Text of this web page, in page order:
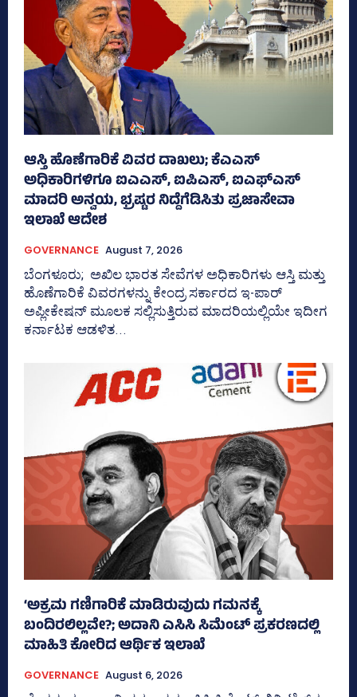
ಆಸ್ತಿ ಹೊಣೆಗಾರಿಕೆ ವಿವರ ದಾಖಲು; ಕೆಎಎಸ್
ಅಧಿಕಾರಿಗಳಿಗೂ ಐಎಎಸ್‌, ಐಪಿಎಸ್‌, ಐಎಫ್‌ಎಸ್‌
ಮಾದರಿ ಅನ್ವಯ, ಭ್ರಷ್ಟರ ನಿದ್ದೆಗೆಡಿಸಿತು ಪ್ರಜಾಸೇವಾ
ಇಲಾಖೆ ಆದೇಶ
GOVERNANCE August 7, 2026
ಬೆಂಗಳೂರು; ಅಖಿಲ ಭಾರತ ಸೇವೆಗಳ ಅಧಿಕಾರಿಗಳು ಆಸ್ತಿ ಮತ್ತು
ಹೊಣೆಗಾರಿಕೆ ವಿವರಗಳನ್ನು ಕೇಂದ್ರ ಸರ್ಕಾರದ ಇ-ಪಾರ್
ಅಪ್ಲೀಕೇಷನ್‌ ಮೂಲಕ ಸಲ್ಲಿಸುತ್ತಿರುವ ಮಾದರಿಯಲ್ಲಿಯೇ ಇದೀಗ
ಕರ್ನಾಟಕ ಆಡಳಿತ...
‘ಅಕ್ರಮ ಗಣಿಗಾರಿಕೆ ಮಾಡಿರುವುದು ಗಮನಕ್ಕೆ
ಬಂದಿರಲಿಲ್ಲವೇ?; ಅದಾನಿ ಎಸಿಸಿ ಸಿಮೆಂಟ್ ಪ್ರಕರಣದಲ್ಲಿ
ಮಾಹಿತಿ ಕೋರಿದ ಆರ್ಥಿಕ ಇಲಾಖೆ
GOVERNANCE August 6, 2026